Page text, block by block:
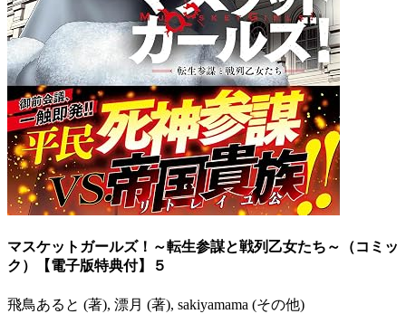
マスケットガールズ！～転生参謀と戦列乙女たち～（コミッ
ク）【電子版特典付】５
飛鳥あると (著), 漂月 (著), sakiyamama (その他)